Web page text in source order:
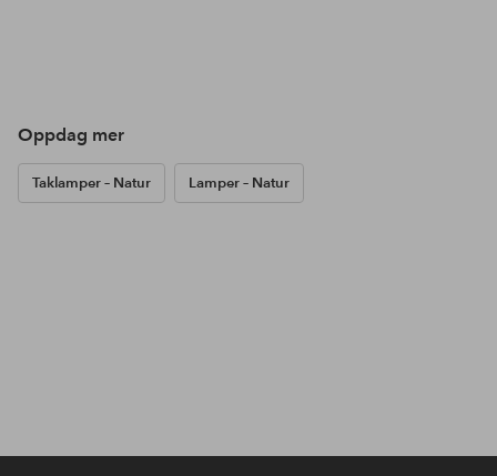
Oppdag mer
Taklamper – Natur Lamper – Natur